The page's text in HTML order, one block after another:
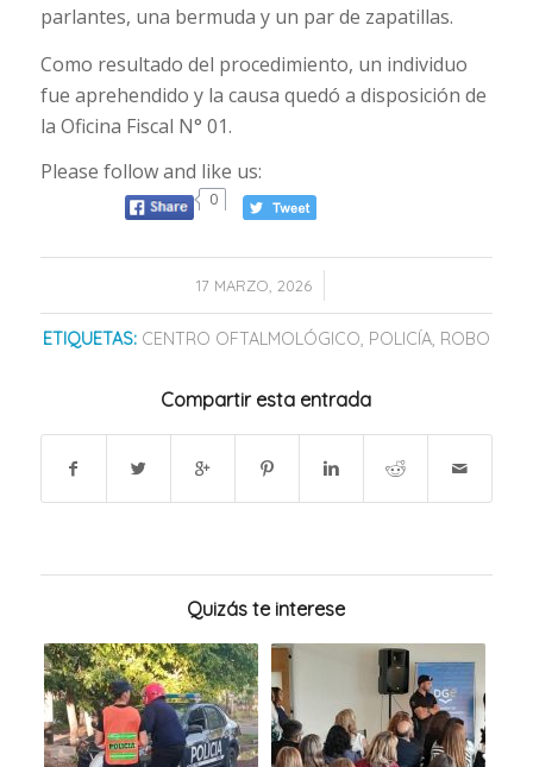
parlantes, una bermuda y un par de zapatillas.
Como resultado del procedimiento, un individuo
fue aprehendido y la causa quedó a disposición de
la Oficina Fiscal N° 01.
Please follow and like us:
0
17 MARZO, 2026
/
ETIQUETAS: CENTRO OFTALMOLÓGICO, POLICÍA, ROBO
Compartir esta entrada
Quizás te interese